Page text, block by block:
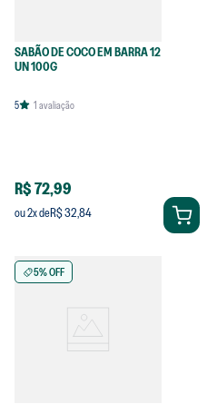
SABÃO DE COCO EM BARRA 12
UN 100G
5 1 avaliação
R$ 72,99
ou2x deR$ 32,84
5% OFF